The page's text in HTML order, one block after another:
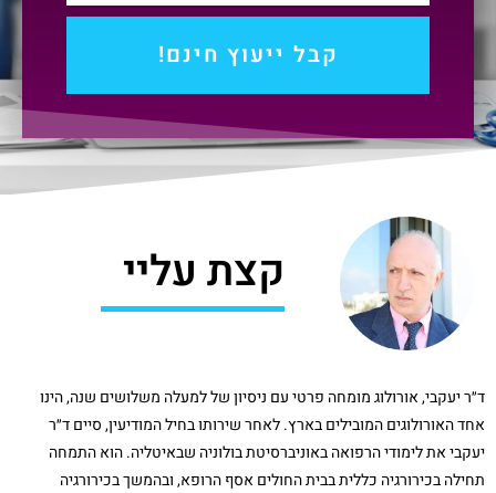
קבל ייעוץ חינם!
קצת עליי
ד״ר יעקבי, אורולוג מומחה פרטי עם ניסיון של למעלה משלושים שנה, הינו
אחד האורולוגים המובילים בארץ. לאחר שירותו בחיל המודיעין, סיים ד״ר
יעקבי את לימודי הרפואה באוניברסיטת בולוניה שבאיטליה. הוא התמחה
תחילה בכירורגיה כללית בבית החולים אסף הרופא, ובהמשך בכירורגיה